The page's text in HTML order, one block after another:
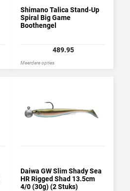
Shimano Talica Stand-Up
Spiral Big Game
Boothengel
489.95
Meerdere opties
Daiwa GW Slim Shady Sea
HR Rigged Shad 13.5cm
4/0 (30g) (2 Stuks)